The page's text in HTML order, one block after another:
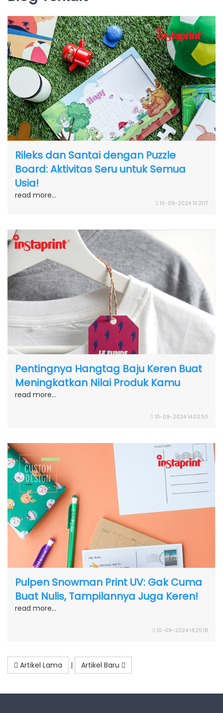
Rileks dan Santai dengan Puzzle
Board: Aktivitas Seru untuk Semua
Usia!
read more...
10-09-2024 13:21:17
Pentingnya Hangtag Baju Keren Buat
Meningkatkan Nilai Produk Kamu
read more...
10-09-2024 14:02:50
Pulpen Snowman Print UV: Gak Cuma
Buat Nulis, Tampilannya Juga Keren!
read more...
10-09-2024 14:25:18
Artikel Lama | Artikel Baru